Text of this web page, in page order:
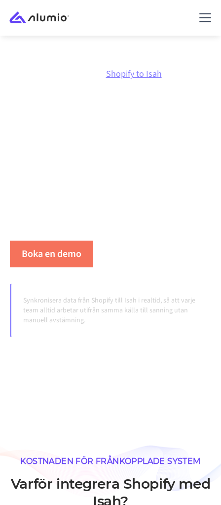
Shopify to Isah
Boka en demo
Synkronisera data från Shopify till Isah i realtid, så att varje
team alltid arbetar utifrån samma källa till sanning utan
manuell avstämning.
KOSTNADEN FÖR FRÅNKOPPLADE SYSTEM
Varför integrera Shopify med
Isah?